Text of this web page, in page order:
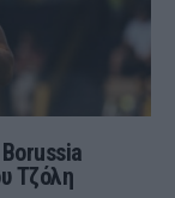
Τζόλη